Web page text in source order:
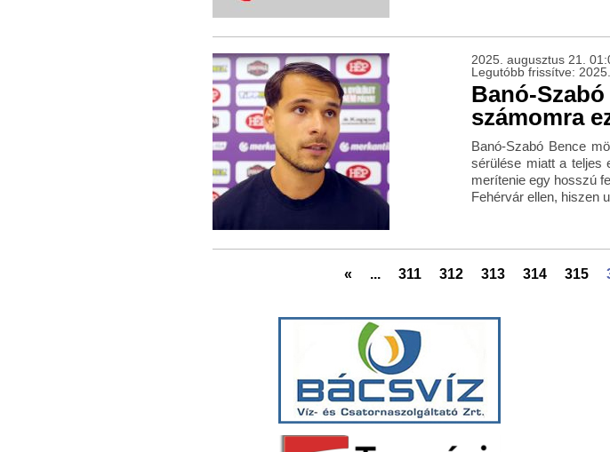
2025. augusztus 21.
Legutóbb frissítve:
Banó-
számomra
Banó-Szabó Bence
sérülése miatt a teljes
merítenie egy hosszú
Fehérvár ellen, hiszen
« ... 311 312 313 314 315